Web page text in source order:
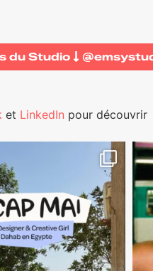
du Studio
et LinkedIn pour découvrir